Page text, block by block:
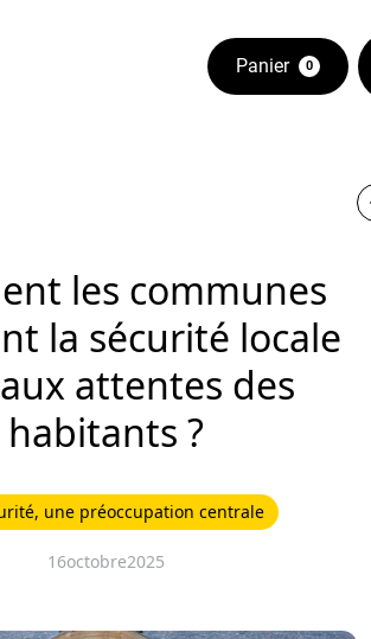
Panier 0
les communes
la sécurité locale
attentes des
habitants ?
une préoccupation centrale
16octobre2025